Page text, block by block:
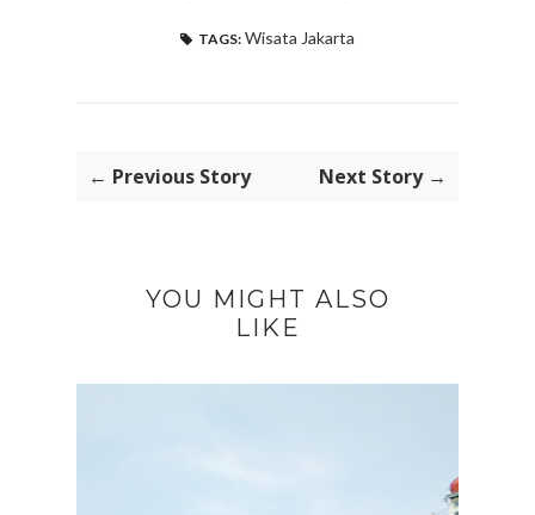
TAGS: Wisata Jakarta
← Previous Story Next Story →
YOU MIGHT ALSO
LIKE